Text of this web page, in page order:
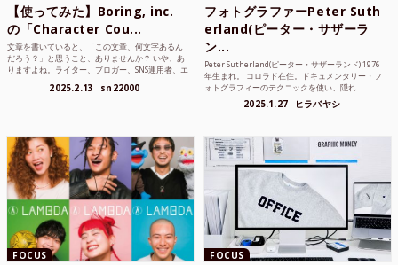
【使ってみた】Boring, inc.
の「Character Cou...
文章を書いていると、「この文章、何文字あるん
だろう？」と思うこと、ありませんか？ いや、あ
りますよね。ライター、ブロガー、SNS運用者、エ
2025.2.13 sn22000
フォトグラファーPeter Suth
erland(ピーター・サザーラ
ン...
Peter Sutherland(ピーター・サザーランド) 1976
年生まれ。 コロラド在住。ドキュメンタリー・フ
ォトグラフィーのテクニックを使い、隠れ...
2025.1.27 ヒラバヤシ
FOCUS FOCUS